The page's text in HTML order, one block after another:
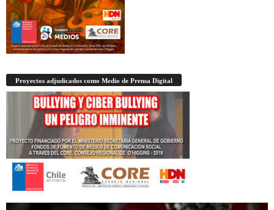
Proyectos adjudicados como Medio de Prensa Digital